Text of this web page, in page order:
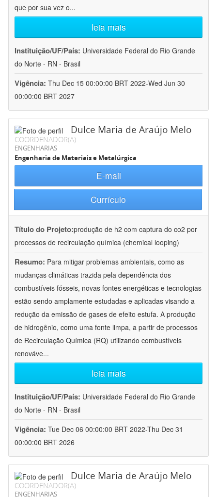
que por sua vez o...
leia mais
Instituição/UF/País: Universidade Federal do Rio Grande
do Norte - RN - Brasil
Vigência: Thu Dec 15 00:00:00 BRT 2022-Wed Jun 30
00:00:00 BRT 2027
Dulce Maria de Araújo Melo
COORDENADOR(A)
ENGENHARIAS
Engenharia de Materiais e Metalúrgica
E-mail
Currículo
Título do Projeto:produção de h2 com captura do co2 por
processos de recirculação química (chemical looping)
Resumo: Para mitigar problemas ambientais, como as
mudanças climáticas trazida pela dependência dos
combustíveis fósseis, novas fontes energéticas e tecnologias
estão sendo amplamente estudadas e aplicadas visando a
redução da emissão de gases de efeito estufa. A produção
de hidrogênio, como uma fonte limpa, a partir de processos
de Recirculação Química (RQ) utilizando combustíveis
renováve...
leia mais
Instituição/UF/País: Universidade Federal do Rio Grande
do Norte - RN - Brasil
Vigência: Tue Dec 06 00:00:00 BRT 2022-Thu Dec 31
00:00:00 BRT 2026
Dulce Maria de Araújo Melo
COORDENADOR(A)
ENGENHARIAS